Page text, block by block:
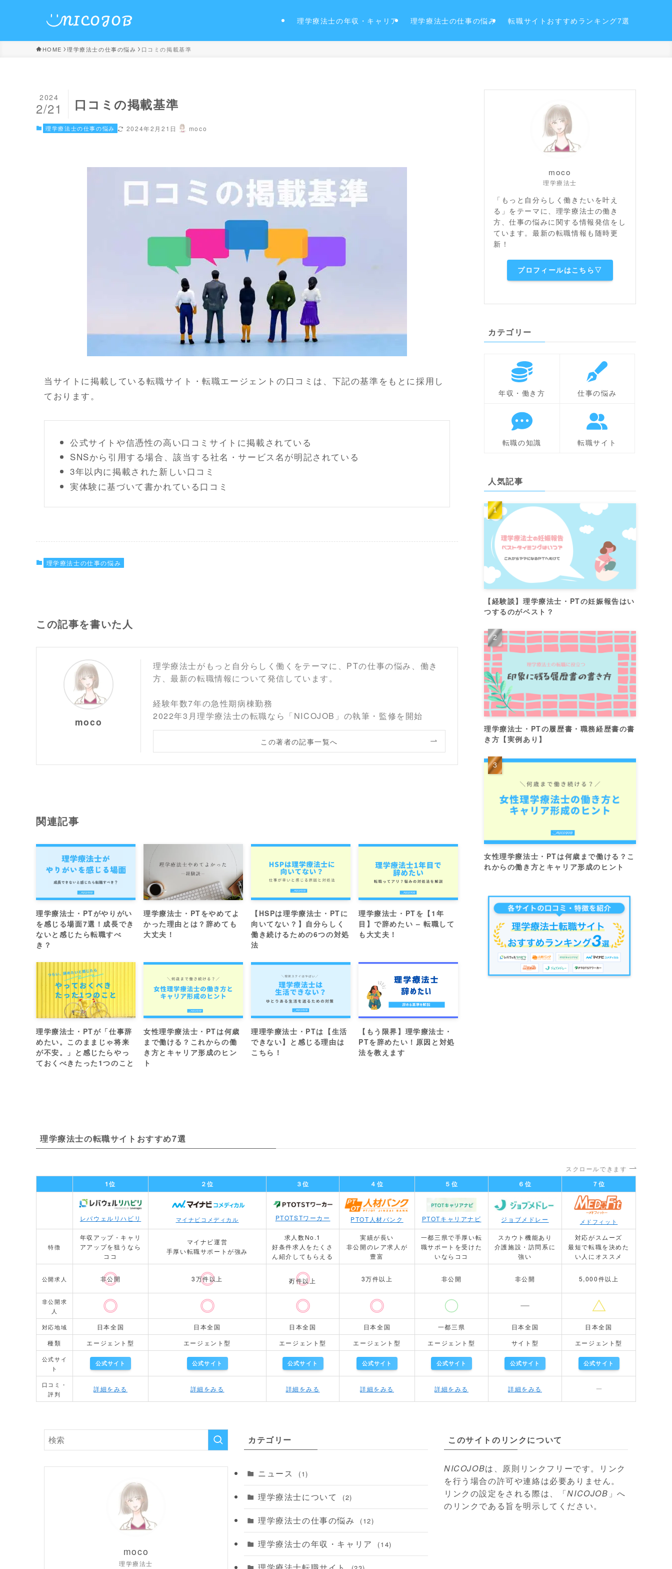
理学療法士の年収・キャリア 理学療法士の仕事の悩み 転職サイトおすすめランキング7選
HOME 理学療法士の仕事の悩み 口コミの掲載基準
口コミの掲載基準
2024
2/21
理学療法士の仕事の悩み 2024年2月21日 moco
当サイトに掲載している転職サイト・転職エージェントの口コミは、下記の基準をもとに採用し
ております。
公式サイトや信憑性の高い口コミサイトに掲載されている
SNSから引用する場合、該当する社名・サービス名が明記されている
3年以内に掲載された新しい口コミ
実体験に基づいて書かれている口コミ
理学療法士の仕事の悩み
この記事を書いた人
moco
理学療法士がもっと自分らしく働くをテーマに、PTの仕事の悩み、働き
方、最新の転職情報について発信しています。
経験年数7年の急性期病棟勤務
2022年3月理学療法士の転職なら「NICOJOB」の執筆・監修を開始
この著者の記事一覧へ
関連記事
理学療法士・PTがやりがい
を感じる場面7選！成長でき
ないと感じたら転職すべ
き？
理学療法士・PTをやめてよ
かった理由とは？辞めても
大丈夫！
【HSPは理学療法士・PTに
向いてない？】自分らしく
働き続けるための6つの対処
法
理学療法士・PTを【1年
目】で辞めたい – 転職して
も大丈夫！
理学療法士・PTが「仕事辞
めたい。このままじゃ将来
が不安。」と感じたらやっ
ておくべきたった1つのこと
女性理学療法士・PTは何歳
まで働ける？これからの働
き方とキャリア形成のヒン
ト
理理学療法士・PTは【生活
できない】と感じる理由は
こちら！
【もう限界】理学療法士・
PTを辞めたい！原因と対処
法を教えます
moco
理学療法士
「もっと自分らしく働きたいを叶え
る」をテーマに、理学療法士の働き
方、仕事の悩みに関する情報発信をし
ています。最新の転職情報も随時更
新！
プロフィールはこちら▽
カテゴリー
年収・働き方 仕事の悩み
転職の知識 転職サイト
人気記事
【経験談】理学療法士・PTの妊娠報告はい
つするのがベスト？
理学療法士・PTの履歴書・職務経歴書の書
き方【実例あり】
女性理学療法士・PTは何歳まで働ける？こ
れからの働き方とキャリア形成のヒント
理学療法士の転職サイトおすすめ7選
スクロールできます
1位 ２位 ３位 ４位 ５位 ６位 ７位
レバウェルリハビリ マイナビコメディカル PTOTSTワーカー PTOT人材バンク PTOTキャリアナビ ジョブメドレー メドフィット
特徴
年収アップ・キャリ
アアップを狙うなら
ココ
マイナビ運営
手厚い転職サポートが強み
求人数No.1
好条件求人をたくさ
ん紹介してもらえる
実績が長い
非公開のレア求人が
豊富
一都三県で手厚い転
職サポートを受けた
いならココ
スカウト機能あり
介護施設・訪問系に
強い
対応がスムーズ
最短で転職を決めた
い人にオススメ
公開求人 非公開 3万件以上 4
万件以上 3万件以上 非公開 非公開 5,000件以上
非公開求
人
対応地域 日本全国 日本全国 日本全国 日本全国 一都三県 日本全国
日本全国
種類
エージェント型 エージェント型 エージェント型 エージェント型 エージェント型 サイト型 エージェント型
公式サイ
ト
公式サイト 公式サイト 公式サイト 公式サイト 公式サイト 公式サイト 公式サイト
口コミ・
評判
詳細をみる 詳細をみる 詳細をみる 詳細をみる 詳細をみる 詳細をみる
moco
理学療法士
カテゴリー
ニュース (1)
理学療法士について (2)
理学療法士の仕事の悩み (12)
理学療法士の年収・キャリア (14)
このサイトのリンクについて
NICOJOBは、原則リンクフリーです。リンク
を行う場合の許可や連絡は必要ありません。
リンクの設定をされる際は、「NICOJOB 」へ
のリンクである旨を明示してください。